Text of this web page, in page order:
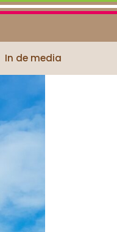
In de media